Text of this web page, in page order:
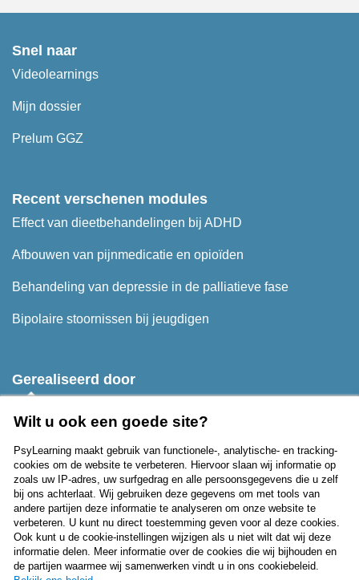
Snel naar
Videolearnings
Mijn dossier
Prelum GGZ
Recent verschenen modules
Effect van dieetbehandelingen bij ADHD
Afbouwen van pijnmedicatie en opioïden
Behandeling van depressie in de palliatieve fase
Bipolaire stoornissen bij jeugdigen
Gerealiseerd door
Privacy
Over PsyLearning
Contact
Wilt u ook een goede site?
PsyLearning maakt gebruik van functionele-, analytische- en tracking-
cookies om de website te verbeteren. Hiervoor slaan wij informatie op
zoals uw IP-adres, uw surfgedrag en alle persoonsgegevens die u zelf
bij ons achterlaat. Wij gebruiken deze gegevens om met tools van
andere partijen deze informatie te analyseren om onze website te
verbeteren. U kunt nu direct toestemming geven voor al deze cookies.
Ook kunt u de cookie-instellingen wijzigen als u niet wilt dat wij deze
informatie delen. Meer informatie over de cookies die wij bijhouden en
de partijen waarmee wij samenwerken vindt u in ons cookiebeleid.